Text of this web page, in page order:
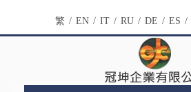
繁 / EN / IT / RU / DE / ES /